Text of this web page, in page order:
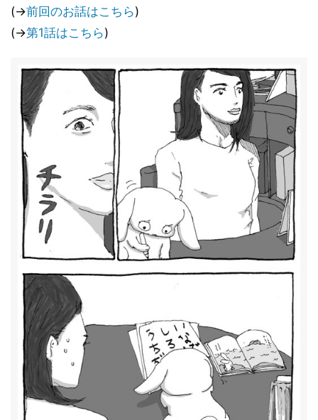
(→前回のお話はこちら)
(→第1話はこちら)